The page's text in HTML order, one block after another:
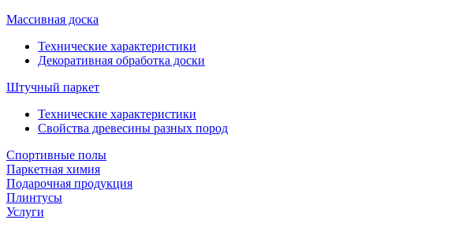
Массивная доска
Технические характеристики
Декоративная обработка доски
Штучный паркет
Технические характеристики
Свойства древесины разных пород
Спортивные полы
Паркетная химия
Подарочная продукция
Плинтусы
Услуги